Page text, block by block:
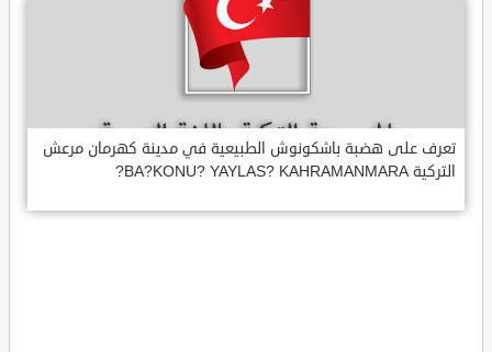
تعرف على هضبة باشكونوش الطبيعية في مدينة كهرمان مرعش
التركية BA?KONU? YAYLAS? KAHRAMANMARA?